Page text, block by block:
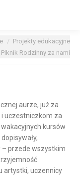
Projekty edukacyjne
Piknik Rodzinny za nami
aurze, już za
uczestniczkom za
kursów
– przede wszystkim
artystki, uczennicy